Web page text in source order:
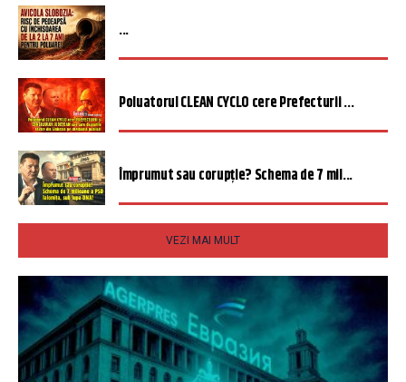
...
Poluatorul CLEAN CYCLO cere Prefecturii ...
Împrumut sau corupție? Schema de 7 mil...
VEZI MAI MULT